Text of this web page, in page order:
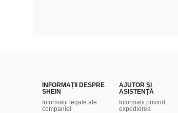
INFORMAȚII DESPRE
SHEIN
Informații legale ale
companiei
AJUTOR ȘI
ASISTENȚĂ
Informații privind
expedierea